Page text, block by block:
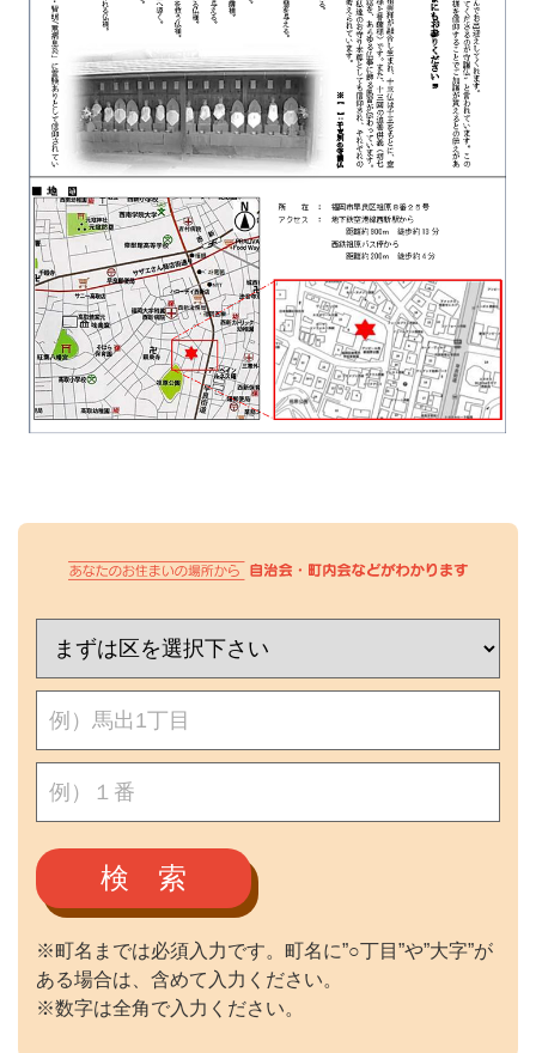
検 索
※町名までは必須入力です。町名に”○丁目”や”大字”が
ある場合は、含めて入力ください。
※数字は全角で入力ください。